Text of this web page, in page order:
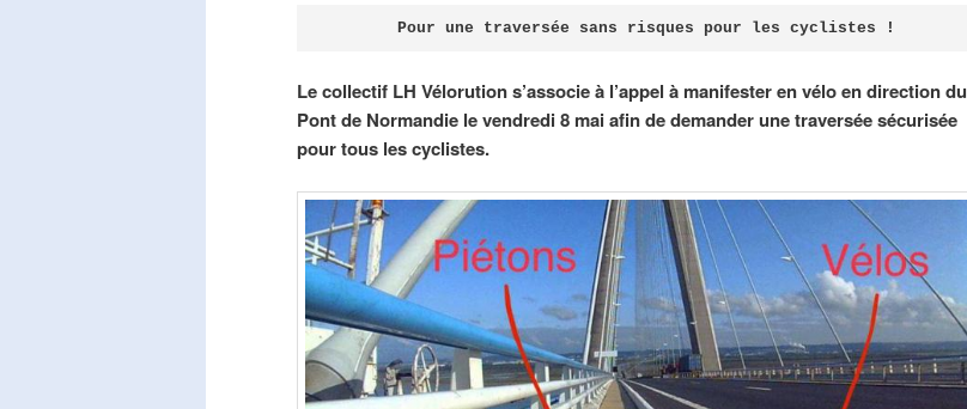
Pour une traversée sans risques pour les cyclistes !
Le collectif LH Vélorution s’associe à l’appel à manifester en vélo en direction du
Pont de Normandie le vendredi 8 mai afin de demander une traversée sécurisée
pour tous les cyclistes.